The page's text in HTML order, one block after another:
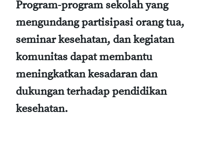
Program-program sekolah yang
mengundang partisipasi orang tua,
seminar kesehatan, dan kegiatan
komunitas dapat membantu
meningkatkan kesadaran dan
dukungan terhadap pendidikan
kesehatan.